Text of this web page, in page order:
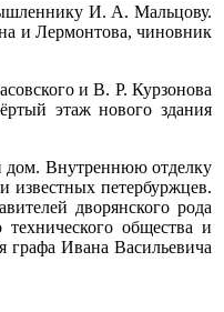
И. А. Мальцову.
и Лермонтова, чиновник
и В. Р. Курзонова
этаж нового здания
дом. Внутреннюю отделку
известных петербуржцев.
дворянского рода
общества и
Ивана Васильевича